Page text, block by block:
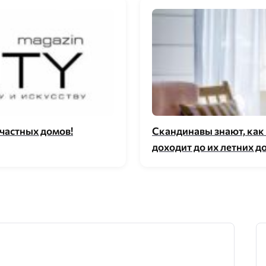
домов!
Скандинавы знают, как
доходит до их летних